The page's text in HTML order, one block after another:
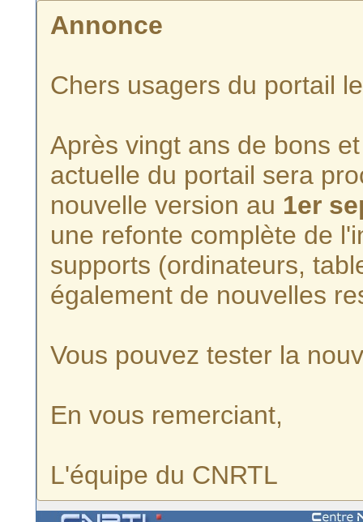
Annonce
Chers usagers du portail
Après vingt ans de bons
actuelle du portail sera
nouvelle version au 1er
une refonte complète de
supports (ordinateurs,
également de nouvelles
Vous pouvez tester la
En vous remerciant,
L'équipe du CNRTL